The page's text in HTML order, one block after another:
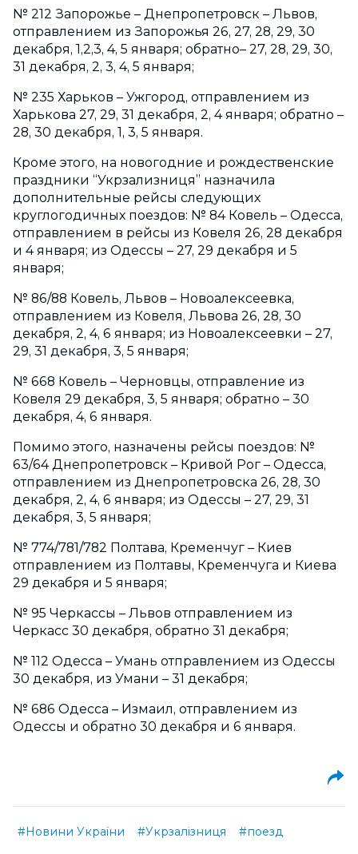
№ 212 Запорожье – Днепропетровск – Львов,
отправлением из Запорожья 26, 27, 28, 29, 30
декабря, 1,2,3, 4, 5 января; обратно– 27, 28, 29, 30,
31 декабря, 2, 3, 4, 5 января;
№ 235 Харьков – Ужгород, отправлением из
Харькова 27, 29, 31 декабря, 2, 4 января; обратно –
28, 30 декабря, 1, 3, 5 января.
Кроме этого, на новогодние и рождественские
праздники “Укрзализниця” назначила
дополнительные рейсы следующих
круглогодичных поездов: № 84 Ковель – Одесса,
отправлением в рейсы из Ковеля 26, 28 декабря
и 4 января; из Одессы – 27, 29 декабря и 5
января;
№ 86/88 Ковель, Львов – Новоалексеевка,
отправлением из Ковеля, Львова 26, 28, 30
декабря, 2, 4, 6 января; из Новоалексеевки – 27,
29, 31 декабря, 3, 5 января;
№ 668 Ковель – Черновцы, отправление из
Ковеля 29 декабря, 3, 5 января; обратно – 30
декабря, 4, 6 января.
Помимо этого, назначены рейсы поездов: №
63/64 Днепропетровск – Кривой Рог – Одесса,
отправлением из Днепропетровска 26, 28, 30
декабря, 2, 4, 6 января; из Одессы – 27, 29, 31
декабря, 3, 5 января;
№ 774/781/782 Полтава, Кременчуг – Киев
отправлением из Полтавы, Кременчуга и Киева
29 декабря и 5 января;
№ 95 Черкассы – Львов отправлением из
Черкасс 30 декабря, обратно 31 декабря;
№ 112 Одесса – Умань отправлением из Одессы
30 декабря, из Умани – 31 декабря;
№ 686 Одесса – Измаил, отправлением из
Одессы и обратно 30 декабря и 6 января.
#Новини України #Укрзалізниця #поезд